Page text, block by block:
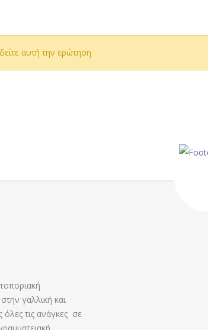
αυτή την ερώτηση
γαλλική και
τις ανάγκες σε